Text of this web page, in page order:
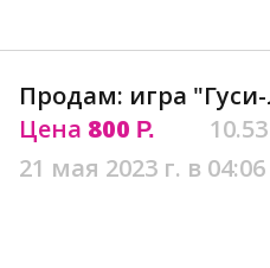
Продам: игра
Цена 800 Р.
21 мая 2023 г. в 04:06